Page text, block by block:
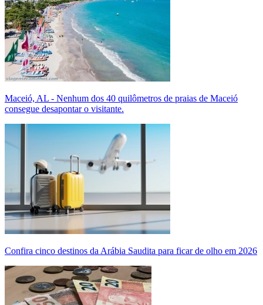
Maceió, AL - Nenhum dos 40 quilômetros de praias de Maceió
consegue desapontar o visitante.
Confira cinco destinos da Arábia Saudita para ficar de olho em 2026